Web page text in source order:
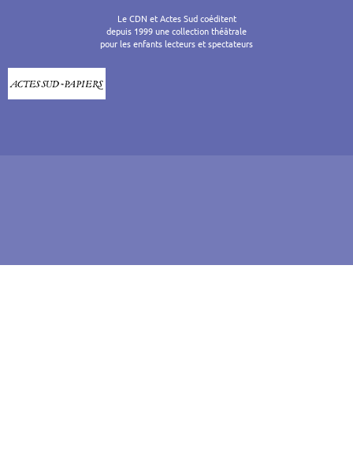
Le CDN et Actes Sud coéditent
depuis 1999 une collection théâtrale
pour les enfants lecteurs et spectateurs